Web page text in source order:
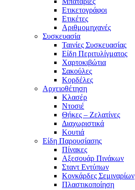
Ετικετογράφοι
Ετικέτες
Αριθμομηχανές
Συσκευασία
Ταινίες Συσκευασίας
Είδη Περιτυλίγματος
Χαρτοκιβώτια
Σακούλες
Κορδέλες
Αρχειοθέτηση
Κλασέρ
Ντοσιέ
Θήκες – Ζελατίνες
Διαχωριστικά
Κουτιά
Είδη Παρουσίασης
Πίνακες
Αξεσουάρ Πινάκων
Σταντ Εντύπων
Κονκάρδες Σεμιναρίων
Πλαστικοποίηση